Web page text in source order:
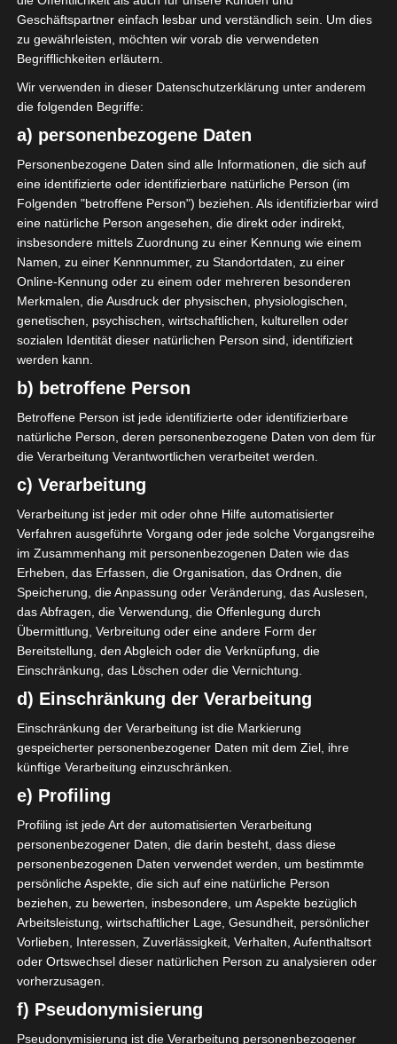
Ligue 2 Pro (Tunesien)
2025/2026 9 810′
12 (4)
9
Ligue 1 Pro (Tunesien)
2024/2025 1 1 90′
1 (0)
1
1 0 90′ 0 0 0 1 (0) 0
Gesamt:
10 900′ 0 0 13 (4) 0
LETZTE BEGEGNUNGEN
Datum Ergebnis
Meisterschaft Tunesien 2025/2026 -
Ligue 2
11 Apr. 2026
Heim
G
2:1
90` 2
28 März 2026
Auswärts 0:4
90` 1
21 Feb. 2026
Auswärts
G
0:1
90` 1
7 Dez. 2025
Heim
G
2:1
90` 1
23 Nov. 2025
Heim
G
2:1
90` 1
2 Nov. 2025 G
19 Okt. 2025
Heim
G
2:1
90` 1
5 Okt. 2025
Heim
G
4:1
90` 1
28 Sep. 2025
Auswärts 2:1
Geschäftspartner einfach lesbar und verständlich sein. Um dies
zu gewährleisten, möchten wir vorab die verwendeten
Begrifflichkeiten erläutern.
Wir verwenden in dieser Datenschutzerklärung unter anderem
die folgenden Begriffe:
a) personenbezogene Daten
Personenbezogene Daten sind alle Informationen, die sich auf
eine identifizierte oder identifizierbare natürliche Person (im
Folgenden "betroffene Person") beziehen. Als identifizierbar wird
eine natürliche Person angesehen, die direkt oder indirekt,
insbesondere mittels Zuordnung zu einer Kennung wie einem
Namen, zu einer Kennnummer, zu Standortdaten, zu einer
Online-Kennung oder zu einem oder mehreren besonderen
Merkmalen, die Ausdruck der physischen, physiologischen,
genetischen, psychischen, wirtschaftlichen, kulturellen oder
sozialen Identität dieser natürlichen Person sind, identifiziert
werden kann.
b) betroffene Person
Betroffene Person ist jede identifizierte oder identifizierbare
natürliche Person, deren personenbezogene Daten von dem für
die Verarbeitung Verantwortlichen verarbeitet werden.
c) Verarbeitung
Verarbeitung ist jeder mit oder ohne Hilfe automatisierter
Verfahren ausgeführte Vorgang oder jede solche Vorgangsreihe
im Zusammenhang mit personenbezogenen Daten wie das
Erheben, das Erfassen, die Organisation, das Ordnen, die
Speicherung, die Anpassung oder Veränderung, das Auslesen,
das Abfragen, die Verwendung, die Offenlegung durch
Übermittlung, Verbreitung oder eine andere Form der
Bereitstellung, den Abgleich oder die Verknüpfung, die
Einschränkung, das Löschen oder die Vernichtung.
d) Einschränkung der Verarbeitung
Einschränkung der Verarbeitung ist die Markierung
gespeicherter personenbezogener Daten mit dem Ziel, ihre
künftige Verarbeitung einzuschränken.
e) Profiling
Profiling ist jede Art der automatisierten Verarbeitung
personenbezogener Daten, die darin besteht, dass diese
personenbezogenen Daten verwendet werden, um bestimmte
persönliche Aspekte, die sich auf eine natürliche Person
beziehen, zu bewerten, insbesondere, um Aspekte bezüglich
Arbeitsleistung, wirtschaftlicher Lage, Gesundheit, persönlicher
Vorlieben, Interessen, Zuverlässigkeit, Verhalten, Aufenthaltsort
oder Ortswechsel dieser natürlichen Person zu analysieren oder
vorherzusagen.
f) Pseudonymisierung
Pseudonymisierung ist die Verarbeitung personenbezogener